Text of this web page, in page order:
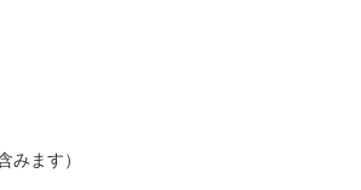
みます）